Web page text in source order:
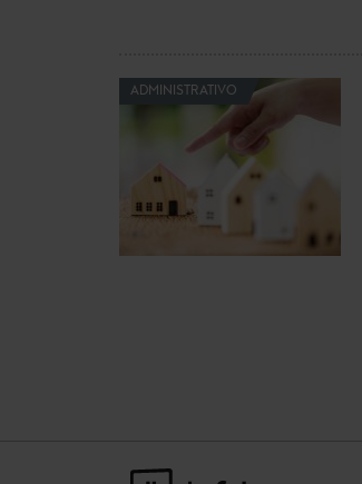
ADMINISTRATIVO